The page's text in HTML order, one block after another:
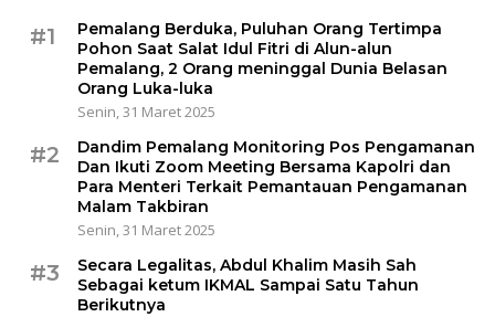
#1
Pemalang Berduka, Puluhan Orang Tertimpa
Pohon Saat Salat Idul Fitri di Alun-alun
Pemalang, 2 Orang meninggal Dunia Belasan
Orang Luka-luka
Senin, 31 Maret 2025
#2
Dandim Pemalang Monitoring Pos Pengamanan
Dan Ikuti Zoom Meeting Bersama Kapolri dan
Para Menteri Terkait Pemantauan Pengamanan
Malam Takbiran
Senin, 31 Maret 2025
#3
Secara Legalitas, Abdul Khalim Masih Sah
Sebagai ketum IKMAL Sampai Satu Tahun
Berikutnya